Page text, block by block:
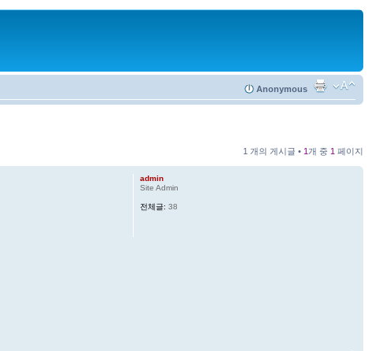
Anonymous
1 개의 게시글 • 1 개 중 1 페이지
admin
Site Admin
전체글: 38